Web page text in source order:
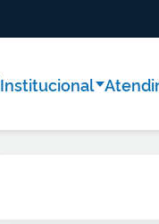
Institucional